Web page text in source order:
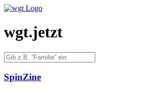
wgt.jetzt
Spin­Zi­ne